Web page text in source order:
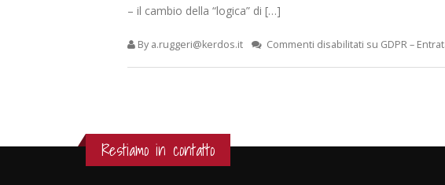
– il cambio della “logica” di […]
By a.ruggeri@kerdos.it Commenti disabilitati su GDPR –
Restiamo in contatto